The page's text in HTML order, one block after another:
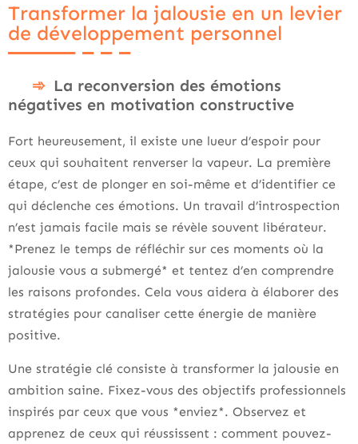
Transformer la jalousie en un levier
de développement personnel
La reconversion des émotions
négatives en motivation constructive
Fort heureusement, il existe une lueur d’espoir pour
ceux qui souhaitent renverser la vapeur. La première
étape, c’est de plonger en soi-même et d’identifier ce
qui déclenche ces émotions. Un travail d’introspection
n’est jamais facile mais se révèle souvent libérateur.
*Prenez le temps de réfléchir sur ces moments où la
jalousie vous a submergé* et tentez d’en comprendre
les raisons profondes. Cela vous aidera à élaborer des
stratégies pour canaliser cette énergie de manière
positive.
Une stratégie clé consiste à transformer la jalousie en
ambition saine. Fixez-vous des objectifs professionnels
inspirés par ceux que vous *enviez*. Observez et
apprenez de ceux qui réussissent : comment pouvez-